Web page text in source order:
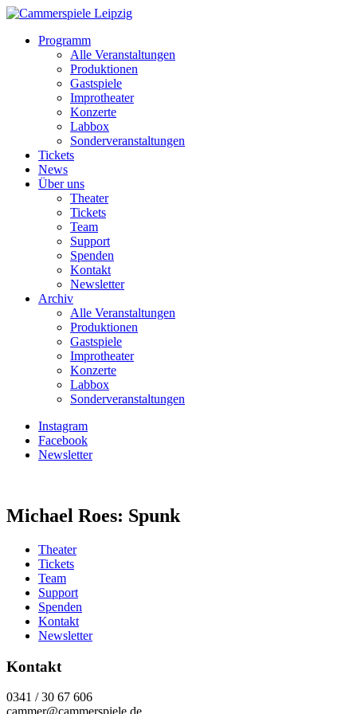
Programm
Alle Veranstaltungen
Produktionen
Gastspiele
Improtheater
Konzerte
Labbox
Sonderveranstaltungen
Tickets
News
Über uns
Theater
Tickets
Team
Support
Spenden
Kontakt
Newsletter
Archiv
Alle Veranstaltungen
Produktionen
Gastspiele
Improtheater
Konzerte
Labbox
Sonderveranstaltungen
Instagram
Facebook
Newsletter
Michael Roes: Spunk
Theater
Tickets
Team
Support
Spenden
Kontakt
Newsletter
Kontakt
0341 / 30 67 606